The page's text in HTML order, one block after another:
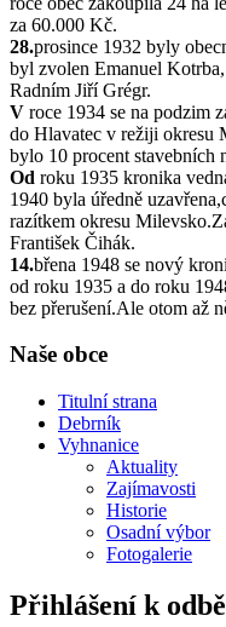
za 60.000 Kč.
28.prosince 1932 byly
byl zvolen Emanuel
Radním Jiří Grégr.
V roce 1934 se na podzim
do Hlavatec v režiji okresu
bylo 10 procent stavebních
Od roku 1935 kronika
1940 byla úředně
razítkem okresu
František Čihák.
14.břena 1948 se nový
od roku 1935 a do roku
bez přerušení.Ale otom až
Naše obce
Titulní strana
Debrník
Vyhnanice
Aktuality
Zajímavosti
Historie
Osadní výbor
Fotogalerie
Přihlášení k